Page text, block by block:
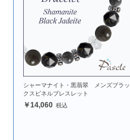
シャーマナイト・黒翡翠 メンズブラッ
クスピネルブレスレット
14,060